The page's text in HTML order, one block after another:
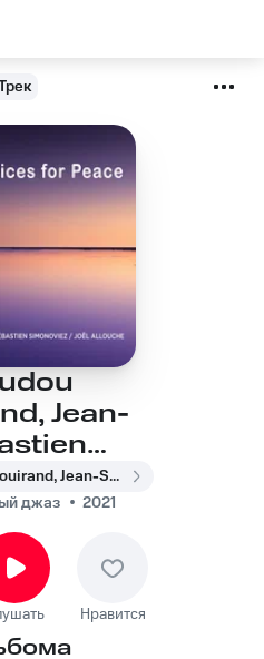
Jean-
Joël
The Last
Doudou Gouirand, Jean-Sébastien Simonoviez, Joël Allouche
джаз
2021
Нравится